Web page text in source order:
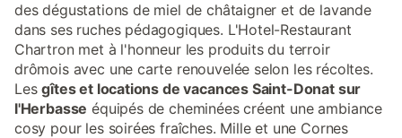
des dégustations de miel de châtaigner et de lavande
dans ses ruches pédagogiques. L'Hotel-Restaurant
Chartron met à l'honneur les produits du terroir
drômois avec une carte renouvelée selon les récoltes.
Lesgîtes et locations de vacances Saint-Donat sur
l'Herbasse équipés de cheminées créent une ambiance
cosy pour les soirées fraîches. Mille et une Cornes